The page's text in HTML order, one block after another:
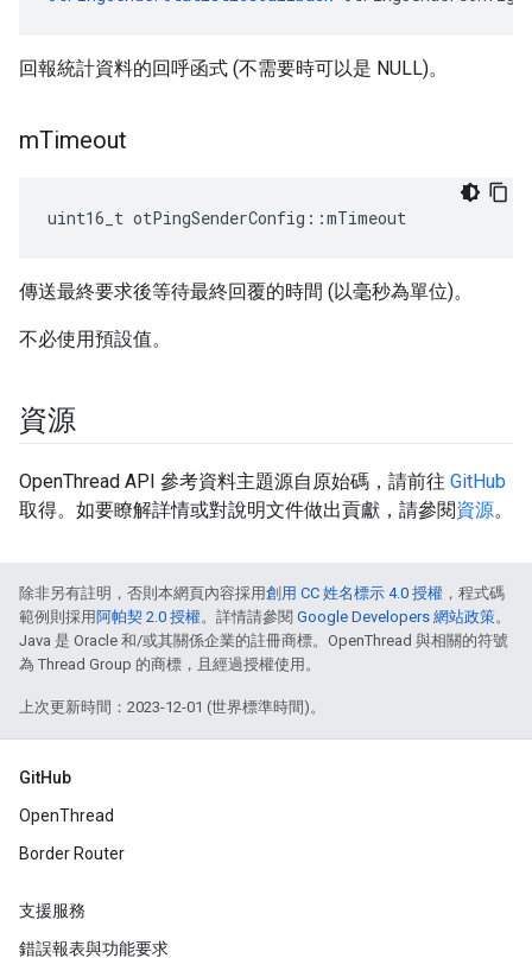
回報統計資料的回呼函式 (不需要時可以是 NULL)。
mTimeout
uint16_t otPingSenderConfig ::mTimeout
傳送最終要求後等待最終回覆的時間 (以毫秒為單位)。
不必使用預設值。
資源
OpenThread API 參考資料主題源自原始碼，請前往 GitHub
取得。如要瞭解詳情或對說明文件做出貢獻，請參閱資源。
除非另有註明，否則本網頁內容採用創用 CC 姓名標示 4.0 授權 ，程式碼
範例則採用 阿帕契 2.0 授權。詳情請參閱 Google Developers 網站政策。
Java 是 Oracle 和/或其關係企業的註冊商標。OpenThread 與相關的符號
為 Thread Group 的商標，且經過授權使用。
上次更新時間：2023-12-01 (世界標準時間)。
GitHub
OpenThread
Border Router
支援服務
錯誤報表與功能要求